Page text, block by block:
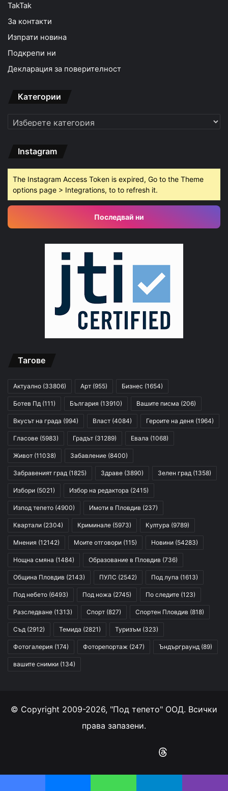
TakTak
За контакти
Изпрати новина
Подкрепи ни
Декларация за поверителност
Категории
Категории
Instagram
The Instagram Access Token is expired, Go to the Theme
options page > Integrations, to to refresh it.
Последвай ни
Тагове
Актуално (33806) Арт (955) Бизнес (1654)
Ботев Пд (111) България (13910) Вашите писма (206)
Вкусът на града (994) Власт (4084) Героите на деня (1964)
Гласове (5983) Градът (31289) Евала (1068)
Живот (11038) Забавление (8400)
Забравеният град (1825) Здраве (3890) Зелен град (1358)
Избори (5021) Избор на редактора (2415)
Изпод тепето (4900) Имоти в Пловдив (237)
Квартали (2304) Криминале (5973) Култура (9789)
Мнения (12142) Моите отговори (115) Новини (54283)
Нощна смяна (1484) Образование в Пловдив (736)
Община Пловдив (2143) ПУЛС (2542) Под лупа (1613)
Под небето (6493) Под ножа (2745) По следите (123)
Разследване (1313) Спорт (827) Спортен Пловдив (818)
Съд (2912) Темида (2821) Туризъм (323)
Фотогалерия (174) Фоторепортаж (247) Ъндърграунд (89)
вашите снимки (134)
© Copyright 2009-2026, "Под тепето" ООД. Всички
права запазени.
Instagram
RSS